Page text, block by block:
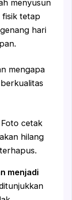
menyusun
fisik tetap
hari
mengapa
Foto cetak
hilang
menjadi